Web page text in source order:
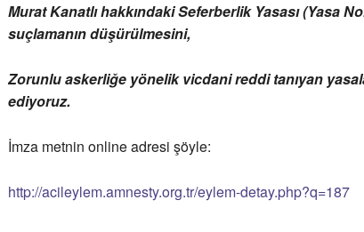
Murat Kanatlı hakkındaki Seferberlik Yasası (Yasa
suçlamanın düşürülmesini,
Zorunlu askerliğe yönelik vicdani reddi tanıyan
ediyoruz.
İmza metnin online adresi şöyle:
http://acileylem.amnesty.org.tr/eylem-detay.php?q=187